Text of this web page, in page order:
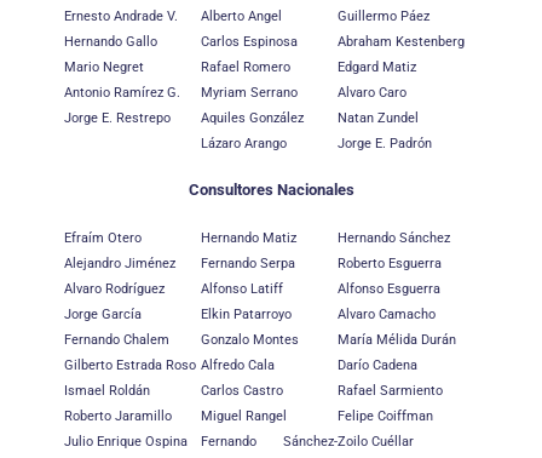
Ernesto Andrade V.
Hernando Gallo
Mario Negret
Antonio Ramírez G.
Jorge E. Restrepo
Alberto Angel
Carlos Espinosa
Rafael Romero
Myriam Serrano
Aquiles González
Lázaro Arango
Guillermo Páez
Abraham Kestenberg
Edgard Matiz
Alvaro Caro
Natan Zundel
Jorge E. Padrón
Consultores Nacionales
Efraím Otero
Alejandro Jiménez
Alvaro Rodríguez
Jorge García
Fernando Chalem
Gilberto Estrada Roso
Ismael Roldán
Roberto Jaramillo
Julio Enrique Ospina
Hernando Matiz
Fernando Serpa
Alfonso Latiff
Elkin Patarroyo
Gonzalo Montes
Alfredo Cala
Carlos Castro
Miguel Rangel
Fernando Sánchez-
Hernando Sánchez
Roberto Esguerra
Alfonso Esguerra
Alvaro Camacho
María Mélida Durán
Darío Cadena
Rafael Sarmiento
Felipe Coiffman
Zoilo Cuéllar